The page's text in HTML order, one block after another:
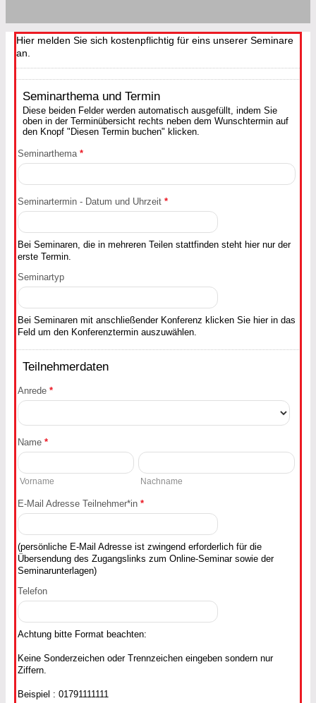
Hier melden Sie sich kostenpflichtig für eins unserer Seminare
an.
Seminarthema und Termin
Diese beiden Felder werden automatisch ausgefüllt, indem Sie
oben in der Terminübersicht rechts neben dem Wunschtermin auf
den Knopf "Diesen Termin buchen" klicken.
Seminarthema *
Seminartermin - Datum und Uhrzeit *
Bei Seminaren, die in mehreren Teilen stattfinden steht hier nur der
erste Termin.
Seminartyp
Bei Seminaren mit anschließender Konferenz klicken Sie hier in das
Feld um den Konferenztermin auszuwählen.
Teilnehmerdaten
Anrede *
Name *
Vorname Nachname
E-Mail Adresse Teilnehmer*in *
(persönliche E-Mail Adresse ist zwingend erforderlich für die
Übersendung des Zugangslinks zum Online-Seminar sowie der
Seminarunterlagen)
Telefon
Achtung bitte Format beachten:
Keine Sonderzeichen oder Trennzeichen eingeben sondern nur
Ziffern.
Beispiel : 01791111111